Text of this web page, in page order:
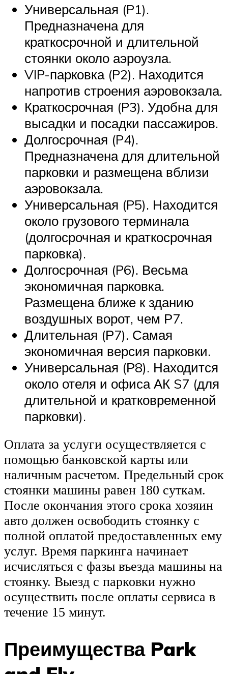
Универсальная (P1).
Предназначена для
краткосрочной и длительной
стоянки около аэроузла.
VIP-парковка (P2). Находится
напротив строения аэровокзала.
Краткосрочная (P3). Удобна для
высадки и посадки пассажиров.
Долгосрочная (P4).
Предназначена для длительной
парковки и размещена вблизи
аэровокзала.
Универсальная (P5). Находится
около грузового терминала
(долгосрочная и краткосрочная
парковка).
Долгосрочная (P6). Весьма
экономичная парковка.
Размещена ближе к зданию
воздушных ворот, чем Р7.
Длительная (Р7). Самая
экономичная версия парковки.
Универсальная (Р8). Находится
около отеля и офиса АК S7 (для
длительной и кратковременной
парковки).
Оплата за услуги осуществляется с
помощью банковской карты или
наличным расчетом. Предельный срок
стоянки машины равен 180 суткам.
После окончания этого срока хозяин
авто должен освободить стоянку с
полной оплатой предоставленных ему
услуг. Время паркинга начинает
исчисляться с фазы въезда машины на
стоянку. Выезд с парковки нужно
осуществить после оплаты сервиса в
течение 15 минут.
Преимущества Park